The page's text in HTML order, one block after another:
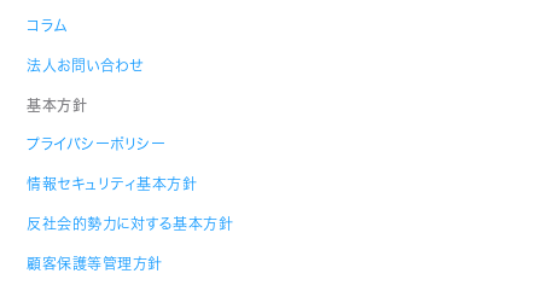
コラム
法人お問い合わせ
基本方針
プライバシーポリシー
情報セキュリティ基本方針
反社会的勢力に対する基本方針
顧客保護等管理方針